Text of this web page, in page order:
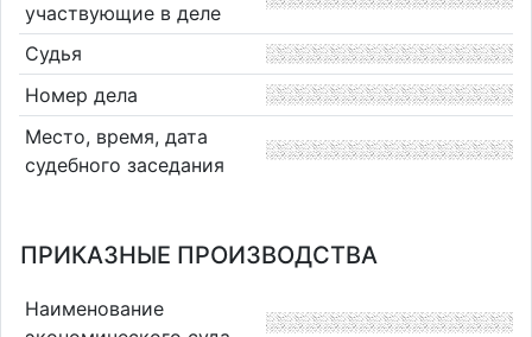
участвующие в деле
Судья
Номер дела
Место, время, дата
судебного заседания
ПРИКАЗНЫЕ ПРОИЗВОДСТВА
Наименование